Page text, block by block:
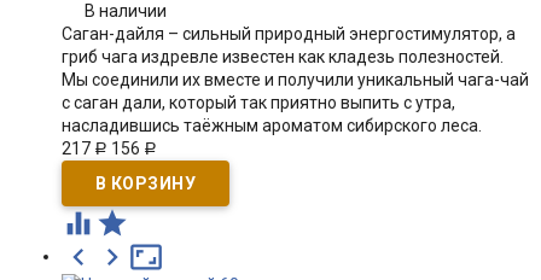
В наличии
Саган-дайля – сильный природный энергостимулятор, а
гриб чага издревле известен как кладезь полезностей.
Мы соединили их вместе и получили уникальный чага-чай
с саган дали, который так приятно выпить с утра,
насладившись таёжным ароматом сибирского леса.
217 Р 156 Р
 

 